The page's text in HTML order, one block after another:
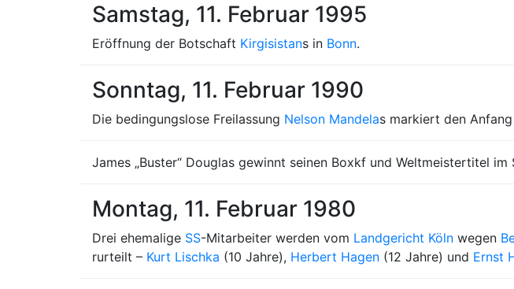
Samstag, 11. Februar 1995
Eröffnung der Botschaft Kirgisistans in Bonn.
Sonntag, 11. Februar 1990
Die bedingungslose Freilassung Nelson Mandelas markiert den
James „Buster“ Douglas gewinnt seinen Boxkf und Weltmeistertitel
Montag, 11. Februar 1980
Drei ehemalige SS-Mitarbeiter werden vom Landgericht Köln wegen
rurteilt – Kurt Lischka (10 Jahre), Herbert Hagen (12 Jahre) und Ernst